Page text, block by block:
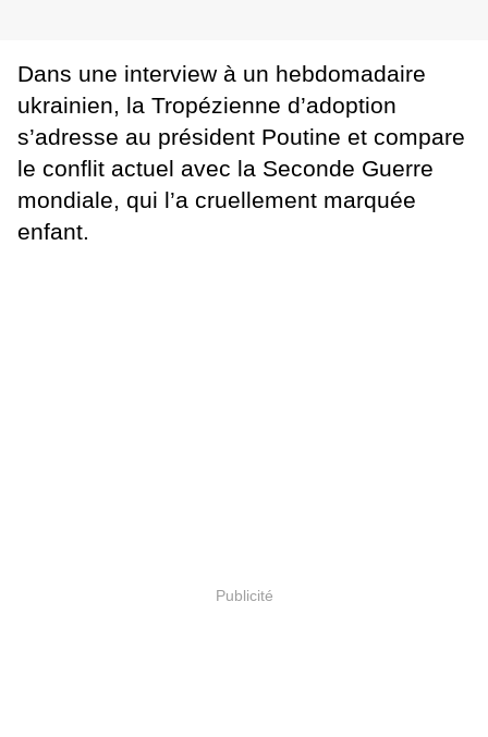
Dans une interview à un hebdomadaire
ukrainien, la Tropézienne d’adoption
s’adresse au président Poutine et compare
le conflit actuel avec la Seconde Guerre
mondiale, qui l’a cruellement marquée
enfant.
Publicité